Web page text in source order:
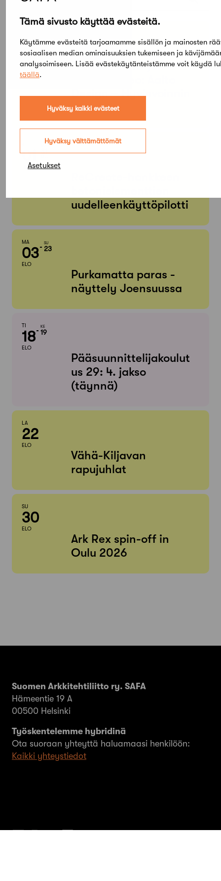
Tämä sivusto käyttää evästeitä.
Käytämme evästeitä tarjoamamme sisällön ja mainosten
sosiaalisen median ominaisuuksien tukemiseen ja
analysoimiseen. Lisää evästekäytänteistämme voit käydä
täällä.
Hyväksy kaikki evästeet
Hyväksy välttämättömät
Asetukset
05
KESÄ
03
TAMMI
Arkkitehtuuri- ja
Design – Hyvinvoinnin
muodot
01
HEINÄ
31
uudelleenkäyttöpilotti
MA
03
ELO
SU
23
Purkamatta paras -
näyttely Joensuussa
TI
18
ELO
KE
19
Pääsuunnittelijakoulut
us 29: 4. jakso
(täynnä)
LA
22
ELO
Vähä-Kiljavan
rapujuhlat
SU
30
ELO
Ark Rex spin-off in
Oulu 2026
Suomen Arkkitehtiliitto ry. SAFA
Hämeentie 19 A
00500 Helsinki
Työskentelemme hybridinä
Ota suoraan yhteyttä haluamaasi henkilöön:
Kaikki yhteystiedot